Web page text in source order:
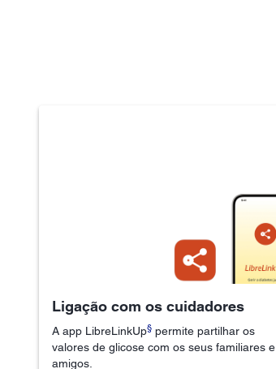
Ligação com os cuidadores
A app LibreLinkUp§ permite partilhar os
valores de glicose com os seus familiares e
amigos.